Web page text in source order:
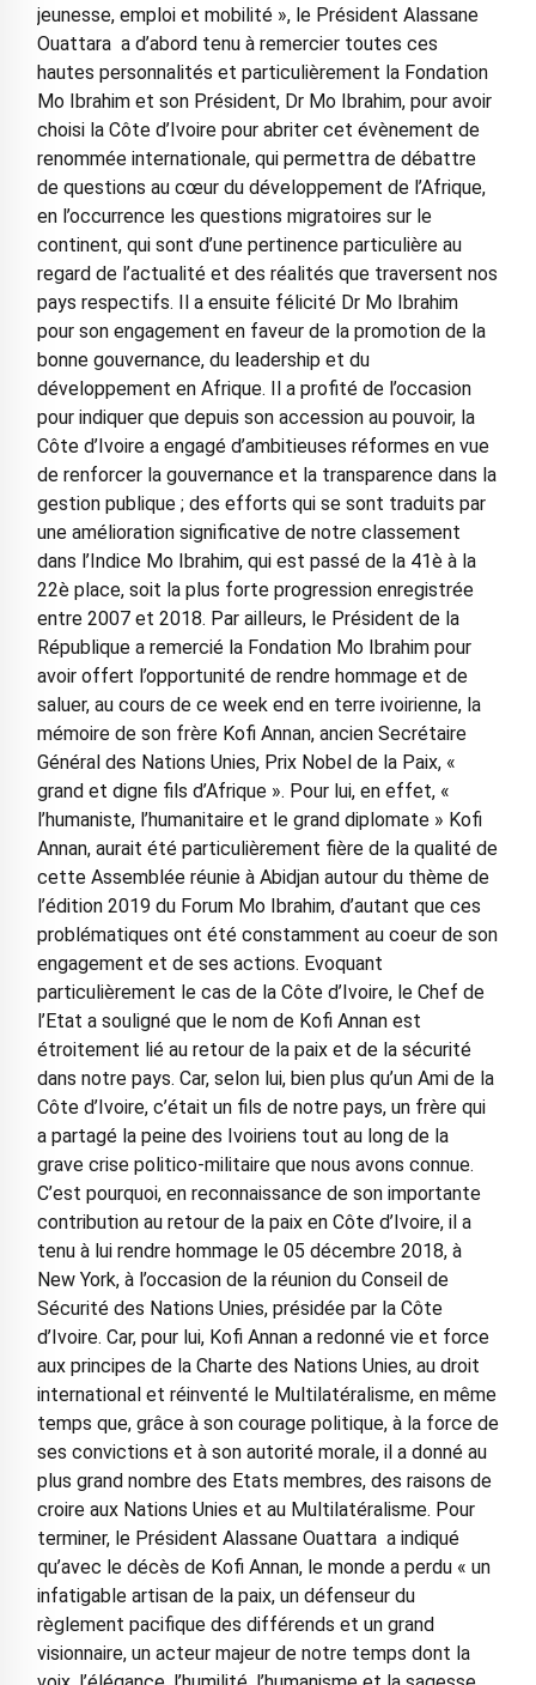
jeunesse, emploi et mobilité », le Président Alassane
Ouattara a d’abord tenu à remercier toutes ces
hautes personnalités et particulièrement la Fondation
Mo Ibrahim et son Président, Dr Mo Ibrahim, pour avoir
choisi la Côte d’Ivoire pour abriter cet évènement de
renommée internationale, qui permettra de débattre
de questions au cœur du développement de l’Afrique,
en l’occurrence les questions migratoires sur le
continent, qui sont d’une pertinence particulière au
regard de l’actualité et des réalités que traversent nos
pays respectifs. Il a ensuite félicité Dr Mo Ibrahim
pour son engagement en faveur de la promotion de la
bonne gouvernance, du leadership et du
développement en Afrique. Il a profité de l’occasion
pour indiquer que depuis son accession au pouvoir, la
Côte d’Ivoire a engagé d’ambitieuses réformes en vue
de renforcer la gouvernance et la transparence dans la
gestion publique ; des efforts qui se sont traduits par
une amélioration significative de notre classement
dans l’Indice Mo Ibrahim, qui est passé de la 41è à la
22è place, soit la plus forte progression enregistrée
entre 2007 et 2018. Par ailleurs, le Président de la
République a remercié la Fondation Mo Ibrahim pour
avoir offert l’opportunité de rendre hommage et de
saluer, au cours de ce week end en terre ivoirienne, la
mémoire de son frère Kofi Annan, ancien Secrétaire
Général des Nations Unies, Prix Nobel de la Paix, «
grand et digne fils d’Afrique ». Pour lui, en effet, «
l’humaniste, l’humanitaire et le grand diplomate » Kofi
Annan, aurait été particulièrement fière de la qualité de
cette Assemblée réunie à Abidjan autour du thème de
l’édition 2019 du Forum Mo Ibrahim, d’autant que ces
problématiques ont été constamment au coeur de son
engagement et de ses actions. Evoquant
particulièrement le cas de la Côte d’Ivoire, le Chef de
l’Etat a souligné que le nom de Kofi Annan est
étroitement lié au retour de la paix et de la sécurité
dans notre pays. Car, selon lui, bien plus qu’un Ami de la
Côte d’Ivoire, c’était un fils de notre pays, un frère qui
a partagé la peine des Ivoiriens tout au long de la
grave crise politico-militaire que nous avons connue.
C’est pourquoi, en reconnaissance de son importante
contribution au retour de la paix en Côte d’Ivoire, il a
tenu à lui rendre hommage le 05 décembre 2018, à
New York, à l’occasion de la réunion du Conseil de
Sécurité des Nations Unies, présidée par la Côte
d’Ivoire. Car, pour lui, Kofi Annan a redonné vie et force
aux principes de la Charte des Nations Unies, au droit
international et réinventé le Multilatéralisme, en même
temps que, grâce à son courage politique, à la force de
ses convictions et à son autorité morale, il a donné au
plus grand nombre des Etats membres, des raisons de
croire aux Nations Unies et au Multilatéralisme. Pour
terminer, le Président Alassane Ouattara a indiqué
qu’avec le décès de Kofi Annan, le monde a perdu « un
infatigable artisan de la paix, un défenseur du
règlement pacifique des différends et un grand
visionnaire, un acteur majeur de notre temps dont la